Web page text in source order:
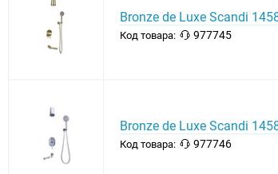
Bronze de Luxe Scandi
Код товара: 977745
Bronze de Luxe Scandi
Код товара: 977746